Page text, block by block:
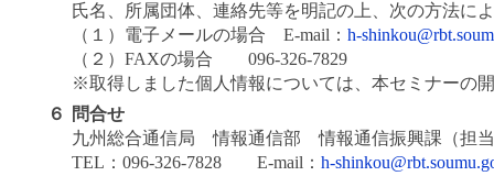
氏名、所属団体、連絡先等を明記の上、次の方法に
（１）電子メールの場合 E-mail： h-
（２）FAXの場合 096-326-7829
※取得しました個人情報については、本セミナーの
６
問合せ
九州総合通信局 情報通信部 情報通信振興課（担
TEL：096-326-7828 E-mail： h-